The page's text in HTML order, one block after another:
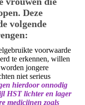
Deze
volgende
voorwaarde
te erkennen, willen
jongere
niet serieus
hierdoor onnodig
HST lichter en lager
medicijnen zoals